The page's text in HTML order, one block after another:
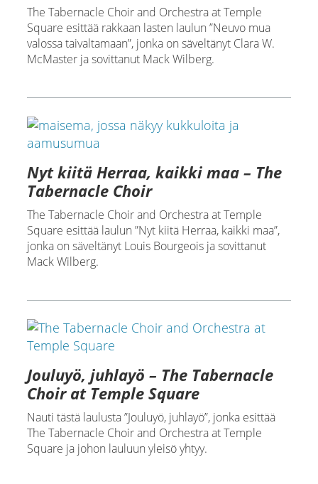
The Tabernacle Choir and Orchestra at Temple
Square esittää rakkaan lasten laulun ”Neuvo mua
valossa taivaltamaan”, jonka on säveltänyt Clara W.
McMaster ja sovittanut Mack Wilberg.
Nyt kiitä Herraa, kaikki maa – The
Tabernacle Choir
The Tabernacle Choir and Orchestra at Temple
Square esittää laulun ”Nyt kiitä Herraa, kaikki maa”,
jonka on säveltänyt Louis Bourgeois ja sovittanut
Mack Wilberg.
Jouluyö, juhlayö – The Tabernacle
Choir at Temple Square
Nauti tästä laulusta ”Jouluyö, juhlayö”, jonka esittää
The Tabernacle Choir and Orchestra at Temple
Square ja johon lauluun yleisö yhtyy.